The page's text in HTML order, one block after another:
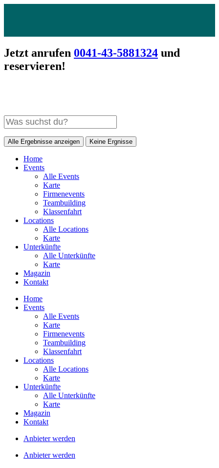
Jetzt anrufen 0041-43-5881324 und
reservieren!
Alle Ergebnisse anzeigen Keine Ergnisse
Home
Events
Alle Events
Karte
Firmenevents
Teambuilding
Klassenfahrt
Locations
Alle Locations
Karte
Unterkünfte
Alle Unterkünfte
Karte
Magazin
Kontakt
Home
Events
Alle Events
Karte
Firmenevents
Teambuilding
Klassenfahrt
Locations
Alle Locations
Karte
Unterkünfte
Alle Unterkünfte
Karte
Magazin
Kontakt
Anbieter werden
Anbieter werden